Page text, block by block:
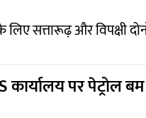
सत्तारूढ़ और विपक्षी
कार्यालय पर पेट्रोल